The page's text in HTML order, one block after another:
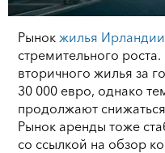
Рынок жилья Ирландии
стремительного
вторичного жилья за
30 000 евро, однако
продолжают
Рынок аренды тоже
со ссылкой на обзор